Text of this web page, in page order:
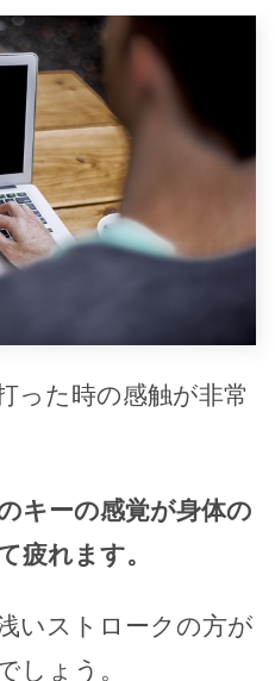
った時の感触が非常
キーの感覚が身体の
疲れます。
いストロークの方が
しょう。